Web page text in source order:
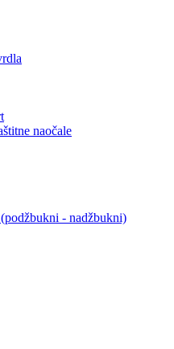
naočale
- nadžbukni)